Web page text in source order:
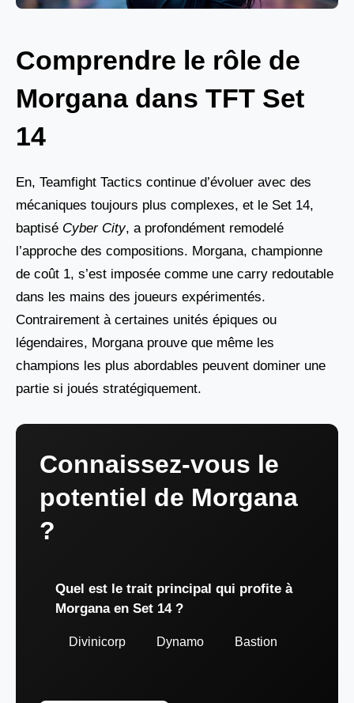
Comprendre le rôle de
Morgana dans TFT Set
14
En, Teamfight Tactics continue d’évoluer avec des
mécaniques toujours plus complexes, et le Set 14,
baptisé Cyber City, a profondément remodelé
l’approche des compositions. Morgana, championne
de coût 1, s’est imposée comme une carry redoutable
dans les mains des joueurs expérimentés.
Contrairement à certaines unités épiques ou
légendaires, Morgana prouve que même les
champions les plus abordables peuvent dominer une
partie si joués stratégiquement.
Connaissez-vous le
potentiel de Morgana
?
Quel est le trait principal qui profite à
Morgana en Set 14 ?
Divinicorp Dynamo Bastion